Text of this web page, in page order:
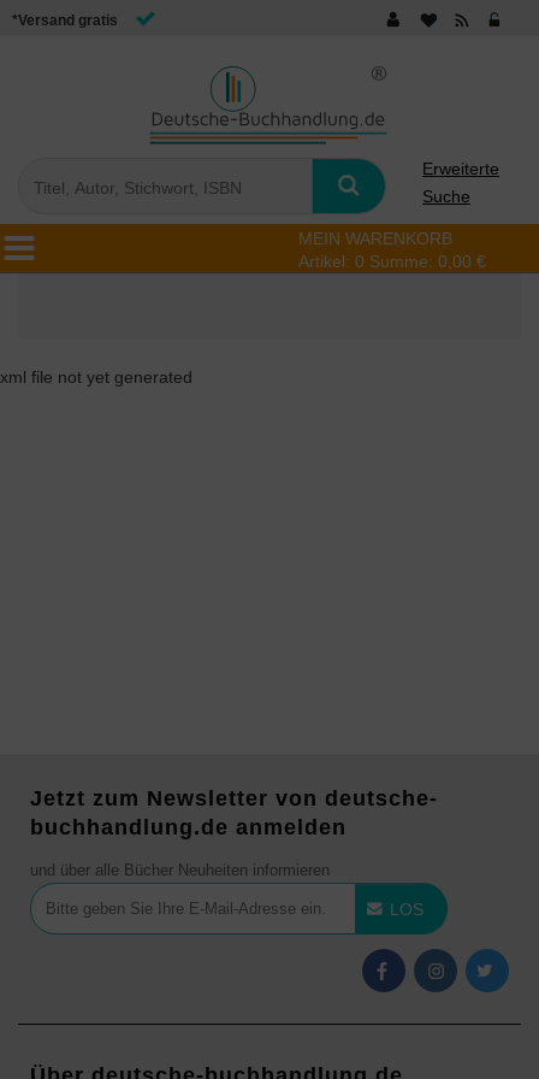
*Versand gratis
Erweiterte
Suche
MEIN WARENKORB
Artikel: 0 Summe: 0,00 €
xml file not yet generated
Jetzt zum Newsletter von deutsche-
buchhandlung.de anmelden
und über alle Bücher Neuheiten informieren
LOS